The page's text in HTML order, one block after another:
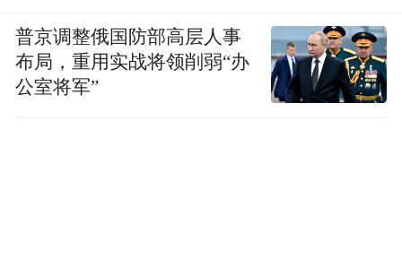
普京调整俄国防部高层人事
布局，重用实战将领削弱“办
公室将军”